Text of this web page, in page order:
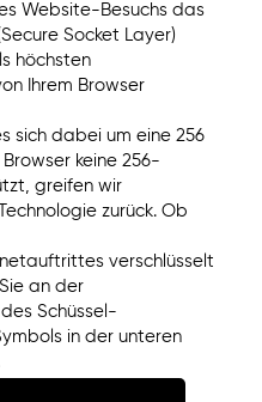
Website-Besuchs das
Socket Layer)
höchsten
Ihrem Browser
sich dabei um eine 256
Browser keine 256-
greifen wir
zurück. Ob
verschlüsselt
an der
Schüssel-
in der unteren